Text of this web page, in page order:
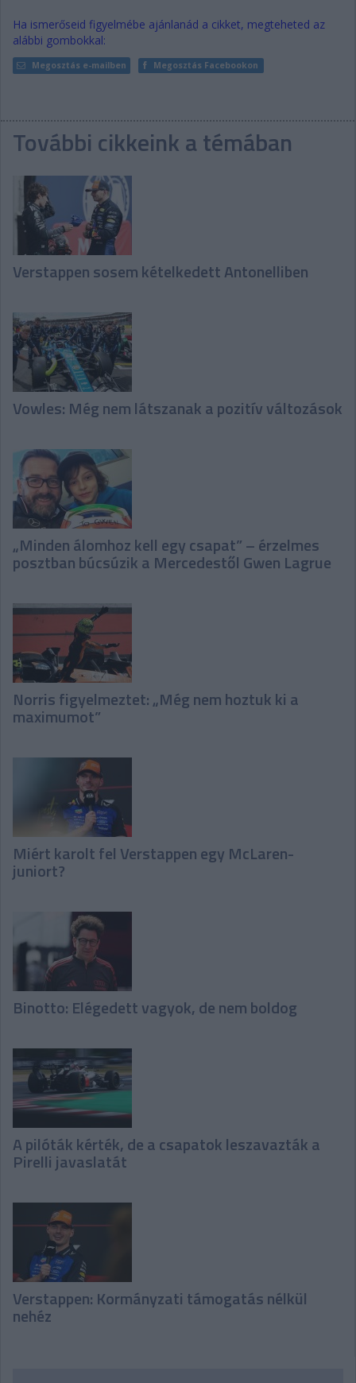
Ha ismerőseid figyelmébe ajánlanád a cikket, megteheted az
alábbi gombokkal:
Megosztás e-mailben Megosztás Facebookon
További cikkeink a témában
Verstappen sosem kételkedett Antonelliben
Vowles: Még nem látszanak a pozitív változások
„Minden álomhoz kell egy csapat” – érzelmes
posztban búcsúzik a Mercedestől Gwen Lagrue
Norris figyelmeztet: „Még nem hoztuk ki a
maximumot”
Miért karolt fel Verstappen egy McLaren-
juniort?
Binotto: Elégedett vagyok, de nem boldog
A pilóták kérték, de a csapatok leszavazták a
Pirelli javaslatát
Verstappen: Kormányzati támogatás nélkül
nehéz